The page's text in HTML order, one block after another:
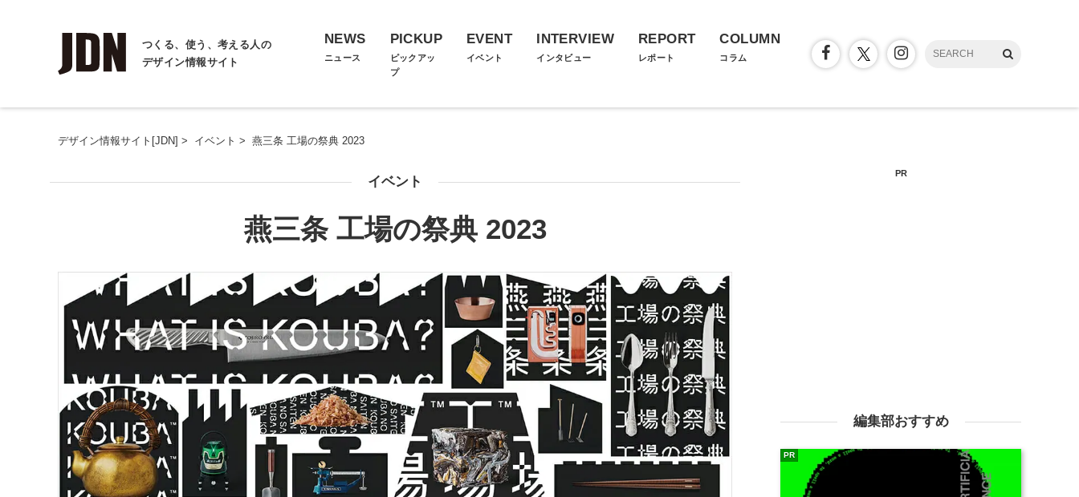
つくる、使う、考える人の
デザイン情報サイト
NEWS
ニュース
PICKUP
ピックアッ
プ
EVENT
イベント
INTERVIEW
インタビュー
REPORT
レポート
COLUMN
コラム
デザイン情報サイト[JDN] > イベント > 燕三条 工場の祭典 2023
イベント
燕三条 工場の祭典 2023
PR
編集部おすすめ
PR